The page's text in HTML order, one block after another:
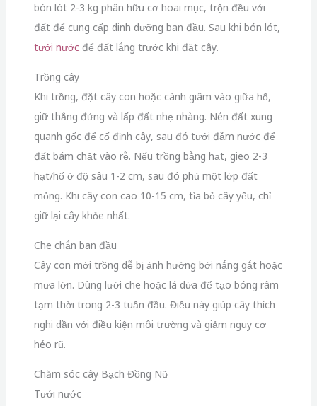
bón lót 2-3 kg phân hữu cơ hoai mục, trộn đều với
đất để cung cấp dinh dưỡng ban đầu. Sau khi bón lót,
tưới nướcđể đất lắng trước khi đặt cây.
Trồng cây
Khi trồng, đặt cây con hoặc cành giâm vào giữa hố,
giữ thẳng đứng và lấp đất nhẹ nhàng. Nén đất xung
quanh gốc để cố định cây, sau đó tưới đẫm nước để
đất bám chặt vào rễ. Nếu trồng bằng hạt, gieo 2-3
hạt/hố ở độ sâu 1-2 cm, sau đó phủ một lớp đất
mỏng. Khi cây con cao 10-15 cm, tỉa bỏ cây yếu, chỉ
giữ lại cây khỏe nhất.
Che chắn ban đầu
Cây con mới trồng dễ bị ảnh hưởng bởi nắng gắt hoặc
mưa lớn. Dùng lưới che hoặc lá dừa để tạo bóng râm
tạm thời trong 2-3 tuần đầu. Điều này giúp cây thích
nghi dần với điều kiện môi trường và giảm nguy cơ
héo rũ.
Chăm sóc cây Bạch Đồng Nữ
Tưới nước